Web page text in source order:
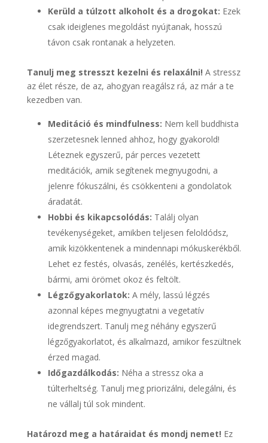
Kerüld a túlzott alkoholt és a drogokat: Ezek
csak ideiglenes megoldást nyújtanak, hosszú
távon csak rontanak a helyzeten.
Tanulj meg stresszt kezelni és relaxálni! A stressz
az élet része, de az, ahogyan reagálsz rá, az már a te
kezedben van.
Meditáció és mindfulness: Nem kell buddhista
szerzetesnek lenned ahhoz, hogy gyakorold!
Léteznek egyszerű, pár perces vezetett
meditációk, amik segítenek megnyugodni, a
jelenre fókuszálni, és csökkenteni a gondolatok
áradatát.
Hobbi és kikapcsolódás: Találj olyan
tevékenységeket, amikben teljesen feloldódsz,
amik kizökkentenek a mindennapi mókuskerékből.
Lehet ez festés, olvasás, zenélés, kertészkedés,
bármi, ami örömet okoz és feltölt.
Légzőgyakorlatok: A mély, lassú légzés
azonnal képes megnyugtatni a vegetatív
idegrendszert. Tanulj meg néhány egyszerű
légzőgyakorlatot, és alkalmazd, amikor feszültnek
érzed magad.
Időgazdálkodás: Néha a stressz oka a
túlterheltség. Tanulj meg priorizálni, delegálni, és
ne vállalj túl sok mindent.
Határozd meg a határaidat és mondj nemet! Ez